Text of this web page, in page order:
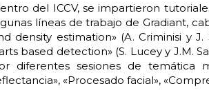
del ICCV, se impartieron
líneas de trabajo de Gradiant,
density estimation» (A. Criminisi y
based detection» (S. Lucey y J.M.
diferentes sesiones de temática
«Procesado facial»,